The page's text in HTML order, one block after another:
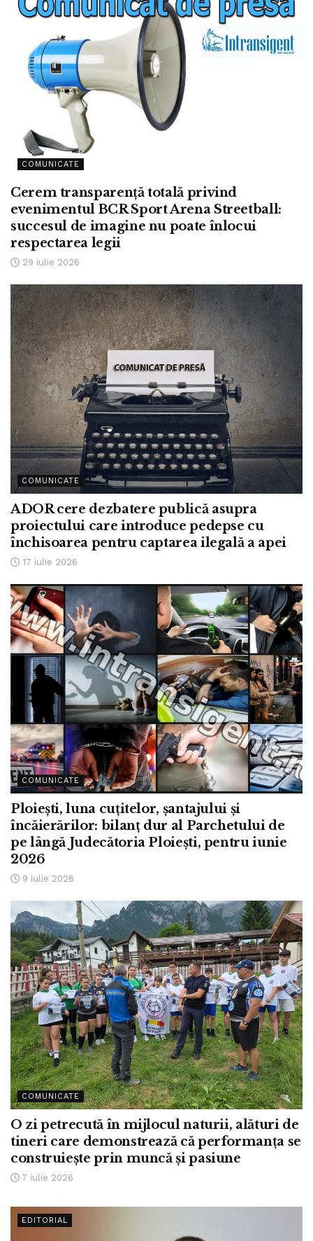
COMUNICATE
Cerem transparență totală privind
evenimentul BCR Sport Arena Streetball:
succesul de imagine nu poate înlocui
respectarea legii
29 iulie 2026
COMUNICATE
ADOR cere dezbatere publică asupra
proiectului care introduce pedepse cu
închisoarea pentru captarea ilegală a apei
17 iulie 2026
COMUNICATE
Ploiești, luna cuțitelor, șantajului și
încăierărilor: bilanț dur al Parchetului de
pe lângă Judecătoria Ploiești, pentru iunie
2026
9 iulie 2026
COMUNICATE
O zi petrecută în mijlocul naturii, alături de
tineri care demonstrează că performanța se
construiește prin muncă și pasiune
7 iulie 2026
EDITORIAL